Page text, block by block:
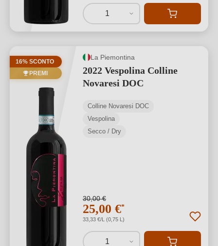
1
16% SCONTO
PREMI
La Piemontina
2022 Vespolina Colline
Novaresi DOC
Colline Novaresi DOC
Vespolina
Secco / Dry
30,00 €
25,00 €*
33,33 €/L (0,75 L)
1